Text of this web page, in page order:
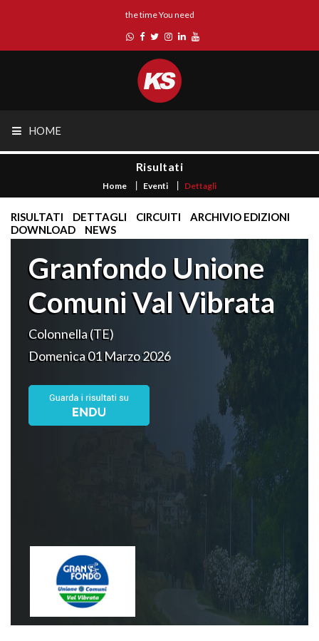
the time You need
HOME
Risultati
Home Eventi Dettagli
RISULTATI DETTAGLI CIRCUITI
ARCHIVIO EDIZIONI
DOWNLOAD
NEWS
Granfondo Unione
Comuni Val Vibrata
Colonnella (TE)
Domenica 01 Marzo 2026